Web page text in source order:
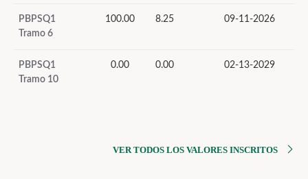
PBPSQ1
Tramo 6
100.00 8.25 09-11-2026
PBPSQ1
Tramo 10
0.00 0.00 02-13-2029
VER TODOS LOS VALORES INSCRITOS